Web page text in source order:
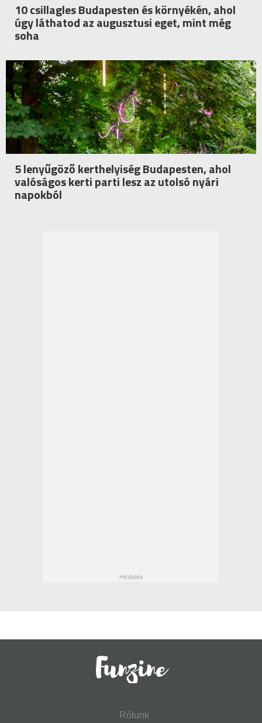
10 csillagles Budapesten és környékén, ahol
úgy láthatod az augusztusi eget, mint még
soha
5 lenyűgöző kerthelyiség Budapesten, ahol
valóságos kerti parti lesz az utolsó nyári
napokból
Rólunk